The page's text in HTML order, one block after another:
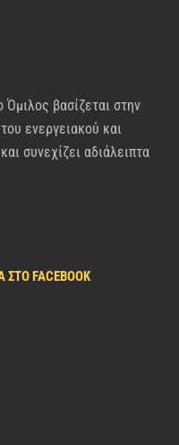
βασίζεται στην
ενεργειακού και
συνεχίζει αδιάλειπτα
FACEBOOK